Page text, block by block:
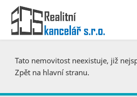
Tato nemovitost neexistuje, již
Zpět na hlavní stranu.